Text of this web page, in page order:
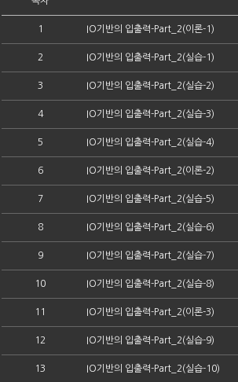
1 IO기반의 입출력-Part_2(이론-1)
2 IO기반의 입출력-Part_2(실습-1)
3 IO기반의 입출력-Part_2(실습-2)
4 IO기반의 입출력-Part_2(실습-3)
5 IO기반의 입출력-Part_2(실습-4)
6 IO기반의 입출력-Part_2(이론-2)
7 IO기반의 입출력-Part_2(실습-5)
8 IO기반의 입출력-Part_2(실습-6)
9 IO기반의 입출력-Part_2(실습-7)
10 IO기반의 입출력-Part_2(실습-8)
11 IO기반의 입출력-Part_2(이론-3)
12 IO기반의 입출력-Part_2(실습-9)
13 IO기반의 입출력-Part_2(실습-10)